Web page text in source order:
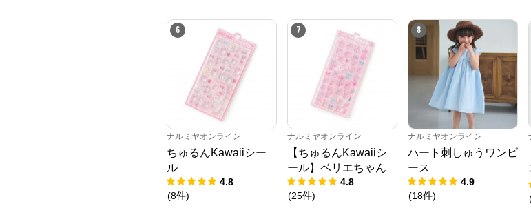
6
ナルミヤオンライン
ちゅるんKawaiiシー
ル
4.8
(8件)
7
ナルミヤオンライン
【ちゅるんKawaiiシ
ール】ベリエちゃん
4.8
(25件)
8
ナルミヤオンライン
ハート刺しゅうワンピ
ース
4.9
(18件)